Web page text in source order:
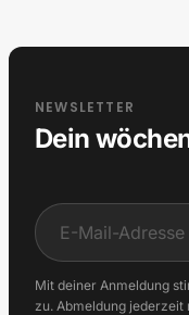
NEWSLETTER
Dein
Input
Mit deiner Anmeldung
zu. Abmeldung jederzeit